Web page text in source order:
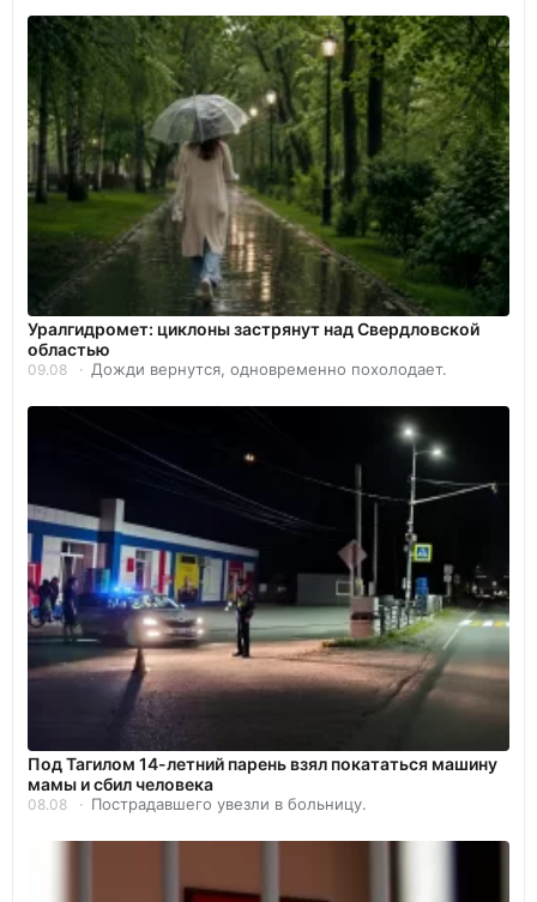
Уралгидромет: циклоны застрянут над Свердловской
областью
09.08 Дожди вернутся, одновременно похолодает.
Под Тагилом 14-летний парень взял покататься машину
мамы и сбил человека
08.08 Пострадавшего увезли в больницу.